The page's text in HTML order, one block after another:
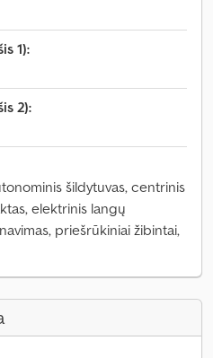
1):
2):
šildytuvas, centrinis
elektrinis langų
priešrūkiniai žibintai,